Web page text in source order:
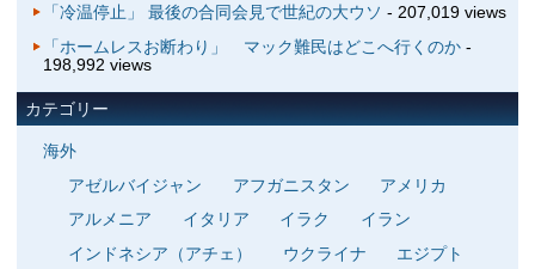
「冷温停止」 最後の合同会見で世紀の大ウソ - 207,019 views
「ホームレスお断わり」 マック難民はどこへ行くのか-
198,992 views
カテゴリー
海外
アゼルバイジャン
アフガニスタン
アメリカ
アルメニア
イタリア イラク
イラン
インドネシア（アチェ）
ウクライナ
エジプト